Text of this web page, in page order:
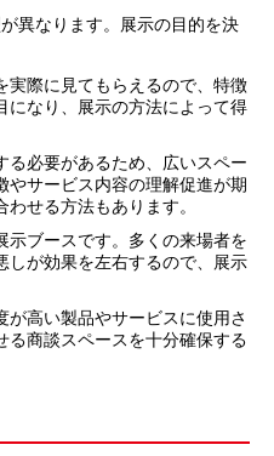
異なります。展示の目的を決
実際に見てもらえるので、特徴
になり、展示の方法によって得
る必要があるため、広いスペー
やサービス内容の理解促進が期
せる方法もあります。
示ブースです。多くの来場者を
しが効果を左右するので、展示
高い製品やサービスに使用さ
る商談スペースを十分確保する